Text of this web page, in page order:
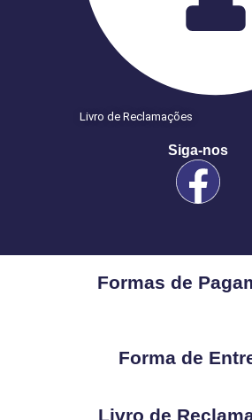
Livro de Reclamações
Siga-nos
Formas de
Forma de
Livro de